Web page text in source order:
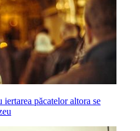
păcatelor altora se